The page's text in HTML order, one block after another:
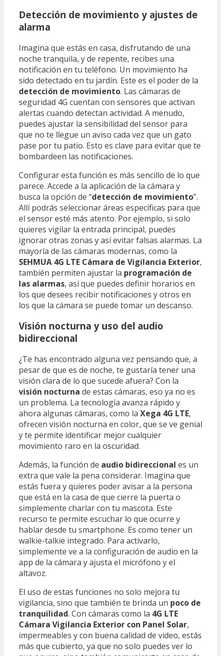
Detección de movimiento y ajustes de
alarma
Imagina que estás en casa, disfrutando de una
noche tranquila, y de repente, recibes una
notificación en tu teléfono. Un movimiento ha
sido detectado en tu jardín. Este es el poder de la
detección de movimiento. Las cámaras de
seguridad 4G cuentan con sensores que activan
alertas cuando detectan actividad. A menudo,
puedes ajustar la sensibilidad del sensor para
que no te llegue un aviso cada vez que un gato
pase por tu patio. Esto es clave para evitar que te
bombardeen las notificaciones.
Configurar esta función es más sencillo de lo que
parece. Accede a la aplicación de la cámara y
busca la opción de “detección de movimiento”.
Allí podrás seleccionar áreas específicas para que
el sensor esté más atento. Por ejemplo, si solo
quieres vigilar la entrada principal, puedes
ignorar otras zonas y así evitar falsas alarmas. La
mayoría de las cámaras modernas, como la
SEHMUA 4G LTE Cámara de Vigilancia Exterior,
también permiten ajustar la programación de
las alarmas, así que puedes definir horarios en
los que desees recibir notificaciones y otros en
los que la cámara se puede tomar un descanso.
Visión nocturna y uso del audio
bidireccional
¿Te has encontrado alguna vez pensando que, a
pesar de que es de noche, te gustaría tener una
visión clara de lo que sucede afuera? Con la
visión nocturna de estas cámaras, eso ya no es
un problema. La tecnología avanza rápido y
ahora algunas cámaras, como la Xega 4G LTE,
ofrecen visión nocturna en color, que se ve genial
y te permite identificar mejor cualquier
movimiento raro en la oscuridad.
Además, la función de audio bidireccional es un
extra que vale la pena considerar. Imagina que
estás fuera y quieres poder avisar a la persona
que está en la casa de que cierre la puerta o
simplemente charlar con tu mascota. Este
recurso te permite escuchar lo que ocurre y
hablar desde tu smartphone. Es como tener un
walkie-talkie integrado. Para activarlo,
simplemente ve a la configuración de audio en la
app de la cámara y ajusta el micrófono y el
altavoz.
El uso de estas funciones no solo mejora tu
vigilancia, sino que también te brinda un poco de
tranquilidad. Con cámaras como la 4G LTE
Cámara Vigilancia Exterior con Panel Solar,
impermeables y con buena calidad de video, estás
más que cubierto, ya que no solo puedes ver lo